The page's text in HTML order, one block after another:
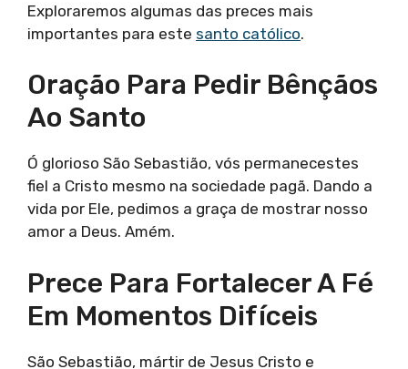
Exploraremos algumas das preces mais
importantes para este santo católico.
Oração Para Pedir Bênçãos
Ao Santo
Ó glorioso São Sebastião, vós permanecestes
fiel a Cristo mesmo na sociedade pagã. Dando a
vida por Ele, pedimos a graça de mostrar nosso
amor a Deus. Amém.
Prece Para Fortalecer A Fé
Em Momentos Difíceis
São Sebastião, mártir de Jesus Cristo e